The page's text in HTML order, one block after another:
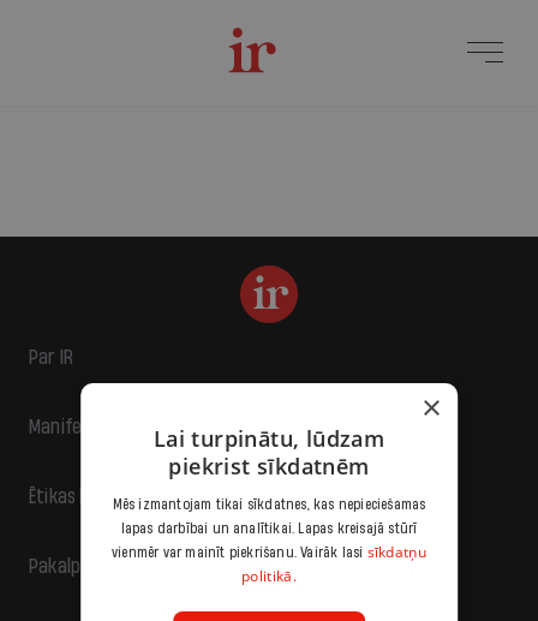
Par IR
Manifests
Ētikas kodekss
Pakalpojumu sniegšanas noteikumi
×
Lai turpinātu, lūdzam
piekrist sīkdatnēm
Mēs izmantojam tikai sīkdatnes, kas nepieciešamas
lapas darbībai un analītikai. Lapas kreisajā stūrī
vienmēr var mainīt piekrišanu. Vairāk lasi sīkdatņu
politikā.